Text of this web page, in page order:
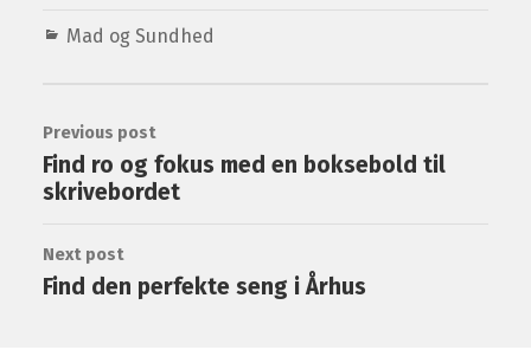
Mad og Sundhed
Previous post
Find ro og fokus med en boksebold til
skrivebordet
Next post
Find den perfekte seng i Århus